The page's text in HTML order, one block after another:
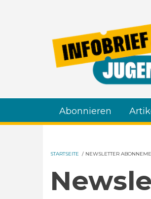
Abonnieren
STARTSEITE / NEWSLETTER